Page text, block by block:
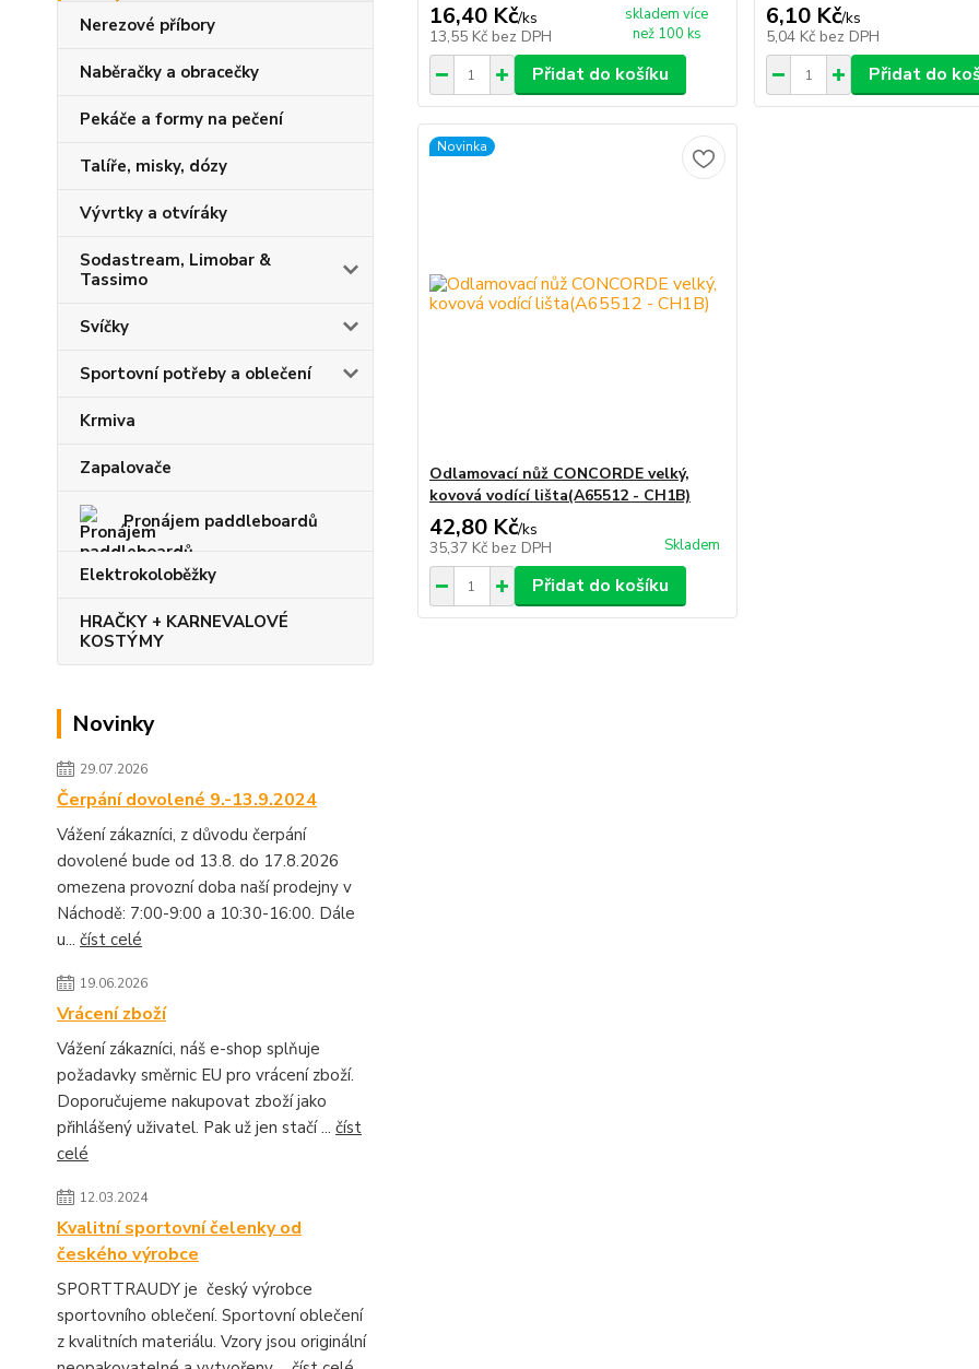
Nerezové příbory
Naběračky a obracečky
Pekáče a formy na pečení
Talíře, misky, dózy
Vývrtky a otvíráky
Sodastream, Limobar &
Tassimo
Svíčky
Sportovní potřeby a oblečení
Krmiva
Zapalovače
Pronájem paddleboardů
Elektrokoloběžky
HRAČKY + KARNEVALOVÉ
KOSTÝMY
Novinky
29.07.2026
Čerpání dovolené 9.-13.9.2024
Vážení zákazníci, z důvodu čerpání
dovolené bude od 13.8. do 17.8.2026
omezena provozní doba naší prodejny v
Náchodě: 7:00-9:00 a 10:30-16:00. Dále
u... číst celé
19.06.2026
Vrácení zboží
Vážení zákazníci, náš e-shop splňuje
požadavky směrnic EU pro vrácení zboží.
Doporučujeme nakupovat zboží jako
přihlášený uživatel. Pak už jen stačí ... číst
celé
12.03.2024
Kvalitní sportovní čelenky od
českého výrobce
SPORTTRAUDY je český výrobce
sportovního oblečení. Sportovní oblečení
z kvalitních materiálu. Vzory jsou originální
16,40 Kč/ks
13,55 Kč bez DPH
skladem více
než 100 ks
Přidat do košíku
6,10 Kč/ks
5,04 Kč bez DPH
Přidat do
Novinka
Odlamovací nůž CONCORDE velký,
kovová vodící lišta(A65512 - CH1B)
42,80 Kč/ks
35,37 Kč bez DPH Skladem
Přidat do košíku